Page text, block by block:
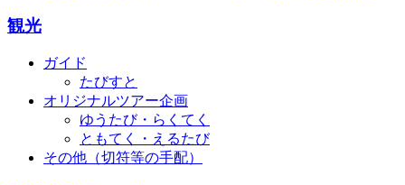
シ
観光
ガイド
たびすと
オリジナルツアー企画
ゆうたび・らくてく
ともてく・えるたび
その他（切符等の手配）